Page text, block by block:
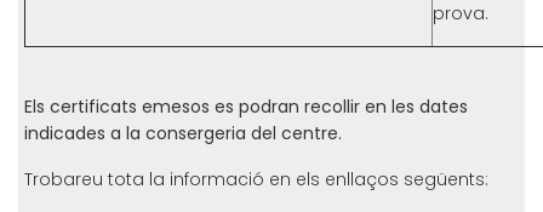
prova.
Els certificats emesos es podran recollir en les dates
indicades a la consergeria del centre.
Trobareu tota la informació en els enllaços següents: